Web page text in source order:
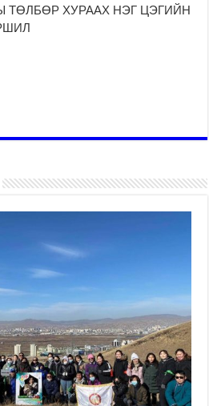
ТӨЛБӨР ХУРААХ НЭГ ЦЭГИЙН